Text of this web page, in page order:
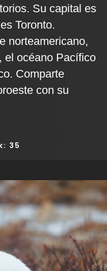
Su capital es
Toronto.
norteamericano,
el océano Pacífico
Comparte
con su
35